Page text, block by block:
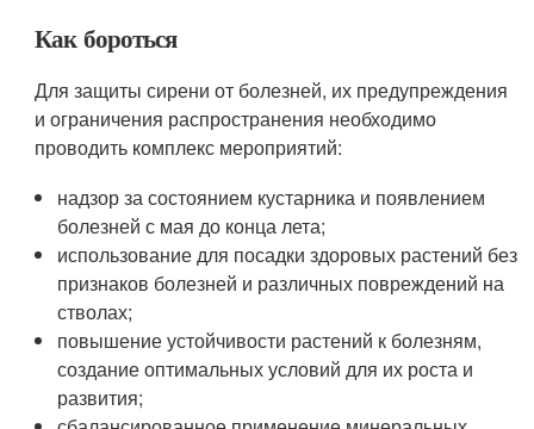
Как бороться
Для защиты сирени от болезней, их предупреждения
и ограничения распространения необходимо
проводить комплекс мероприятий:
надзор за состоянием кустарника и появлением
болезней с мая до конца лета;
использование для посадки здоровых растений без
признаков болезней и различных повреждений на
стволах;
повышение устойчивости растений к болезням,
создание оптимальных условий для их роста и
развития;